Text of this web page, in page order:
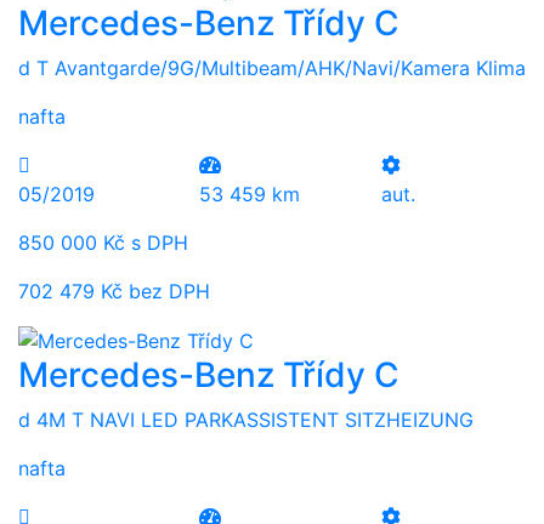
Mercedes-Benz Třídy C
d T Avantgarde/9G/Multibeam/AHK/Navi/Kamera Klima
nafta
05/2019 53 459 km
aut.
850 000 Kč s DPH
702 479 Kč bez DPH
Mercedes-Benz Třídy C
d 4M T NAVI LED PARKASSISTENT SITZHEIZUNG
nafta